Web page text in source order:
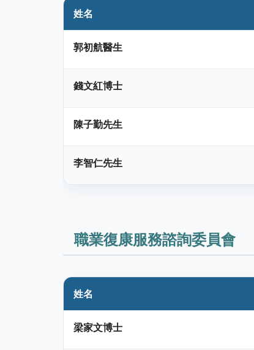
姓名
郭初航醫生
錢文紅博士
陳子勤先生
李智仁先生
職業復康服務諮詢委員會
姓名
梁家文博士